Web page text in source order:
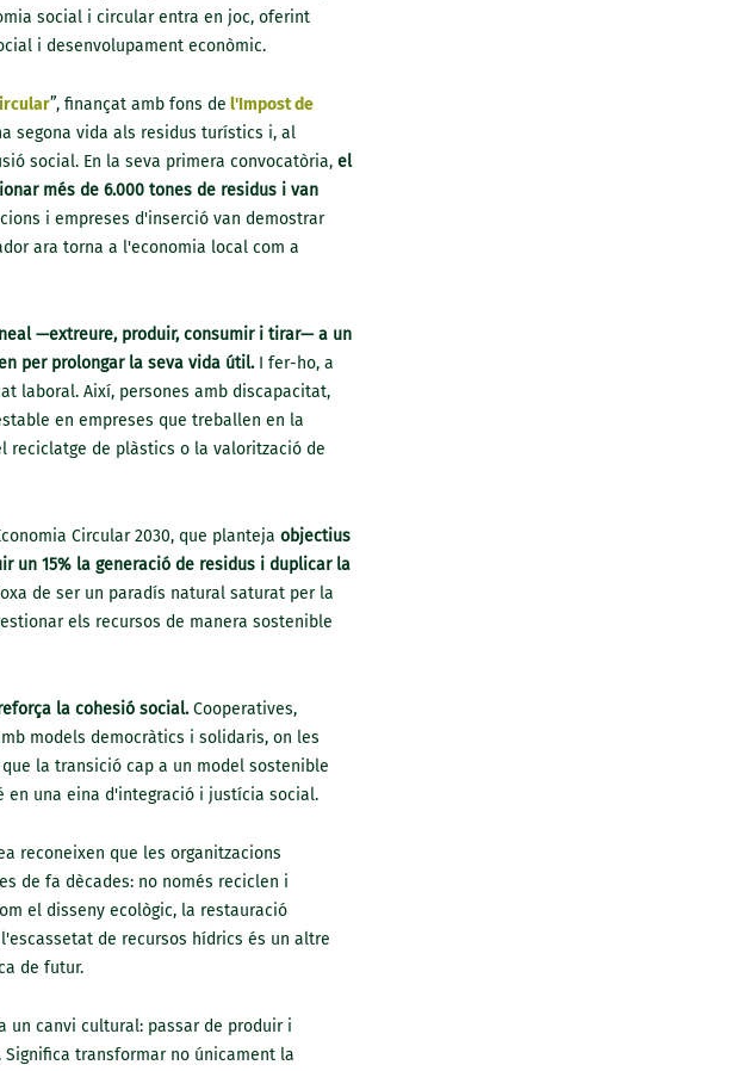
social i circular entra en joc, oferint
i desenvolupament econòmic.
”, finançat amb fons de l'Impost de
segona vida als residus turístics i, al
social. En la seva primera convocatòria, el
més de 6.000 tones de residus i van
i empreses d'inserció van demostrar
ara torna a l'economia local com a
—extreure, produir, consumir i tirar— a un
per prolongar la seva vida útil. I fer-ho, a
laboral. Així, persones amb discapacitat,
en empreses que treballen en la
reciclatge de plàstics o la valorització de
Circular 2030, que planteja objectius
un 15% la generació de residus i duplicar la
de ser un paradís natural saturat per la
els recursos de manera sostenible
la cohesió social.Cooperatives,
models democràtics i solidaris, on les
la transició cap a un model sostenible
en una eina d'integració i justícia social.
reconeixen que les organitzacions
de fa dècades: no només reciclen i
el disseny ecològic, la restauració
de recursos hídrics és un altre
de futur.
canvi cultural: passar de produir i
transformar no únicament la